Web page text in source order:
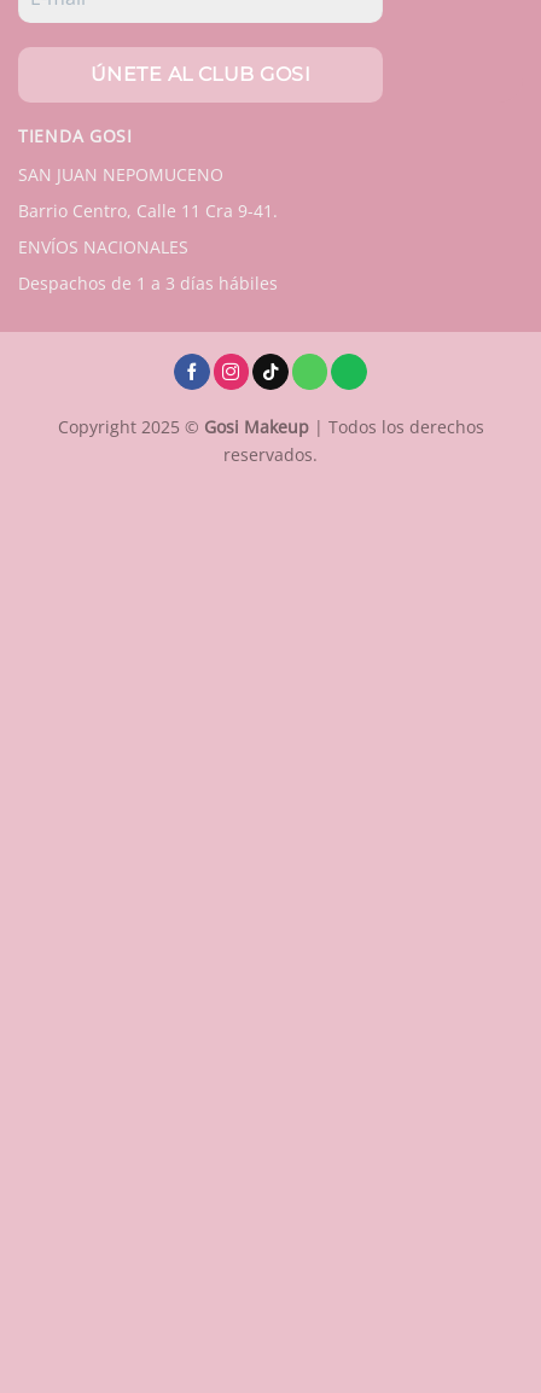
TIENDA GOSI
SAN JUAN NEPOMUCENO
Barrio Centro, Calle 11 Cra 9-41.
ENVÍOS NACIONALES
Despachos de 1 a 3 días hábiles
Copyright 2025 © Gosi Makeup | Todos los derechos
reservados.